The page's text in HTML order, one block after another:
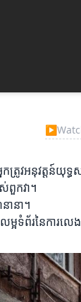
▶
វអនុវត្តន៍យុទ្ធ
ពួកវា។
ានា។
ម្អទំព័រនៃការលេ